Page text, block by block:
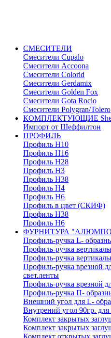
СМЕСИТЕЛИ
Cмесители Cupalo
Смесители Accoona
Смесители Colorid
Смесители Gerdamix
Смесители Golden Fox
Смесители Gota Rocio
Смесители Polygran/Tolero
КОМПЛЕКТУЮЩИЕ
Импорт от Шеффилтон
ПРОФИЛЬ
Профиль H10
Профиль H16
Профиль H28
Профиль H3
Профиль H38
Профиль H4
Профиль H6
Профиль в цвет (СКИФ)
Профиль H38
Профиль H6
ФУРНИТУРА
Профиль-ручка L-
Профиль-ручка
Профиль-ручка
Профиль-ручка врезной
свет.ленты
Профиль-ручка врезной
Профиль-ручка П-
Внешний угол для L-
Внутрений угол 90гр. для
Комплект закрытых
Комплект закрытых
Комплект открытых